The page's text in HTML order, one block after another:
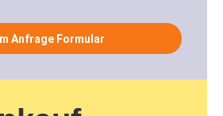
Anfrage Formular